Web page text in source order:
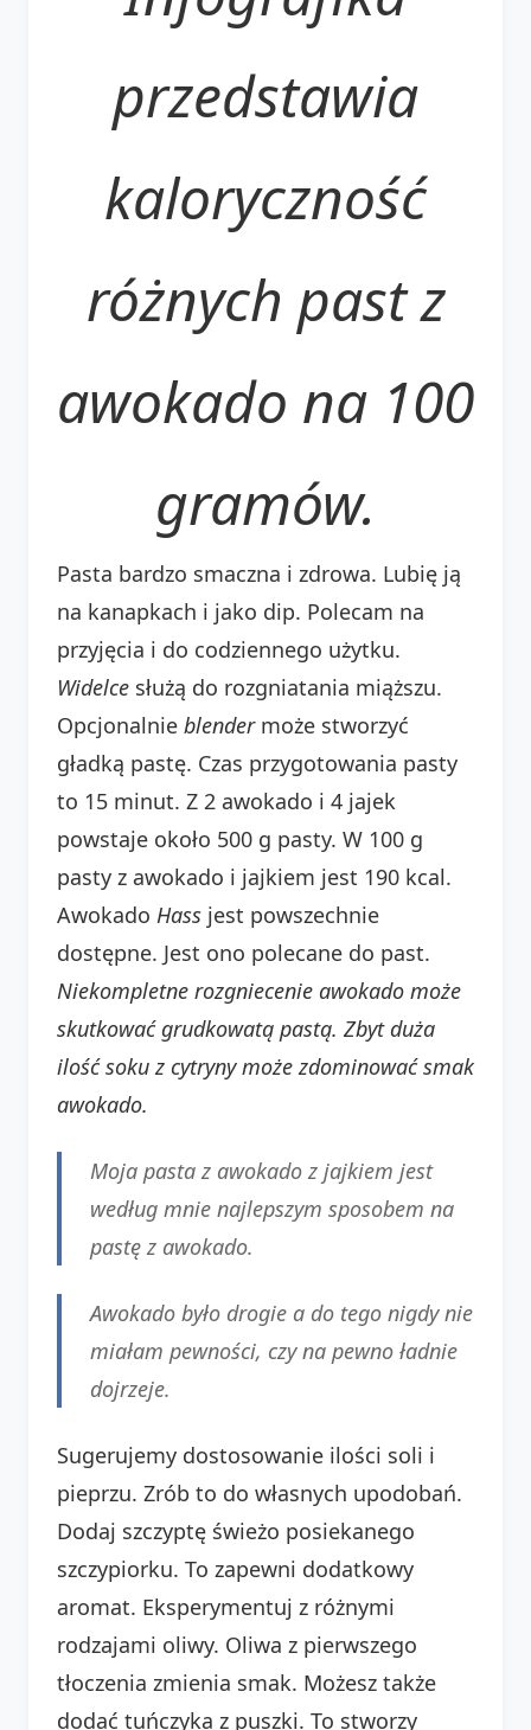
przedstawia
kaloryczność
różnych past z
awokado na 100
gramów.
Pasta bardzo smaczna i zdrowa. Lubię ją
na kanapkach i jako dip. Polecam na
przyjęcia i do codziennego użytku.
Widelce służą do rozgniatania miąższu.
Opcjonalnie blendermoże stworzyć
gładką pastę. Czas przygotowania pasty
to 15 minut. Z 2 awokado i 4 jajek
powstaje około 500 g pasty. W 100 g
pasty z awokado i jajkiem jest 190 kcal.
Awokado Hass jest powszechnie
dostępne. Jest ono polecane do past.
Niekompletne rozgniecenie awokado może
skutkować grudkowatą pastą. Zbyt duża
ilość soku z cytryny może zdominować smak
awokado.
Moja pasta z awokado z jajkiem jest
według mnie najlepszym sposobem na
pastę z awokado.
Awokado było drogie a do tego nigdy nie
miałam pewności, czy na pewno ładnie
dojrzeje.
Sugerujemy dostosowanie ilości soli i
pieprzu. Zrób to do własnych upodobań.
Dodaj szczyptę świeżo posiekanego
szczypiorku. To zapewni dodatkowy
aromat. Eksperymentuj z różnymi
rodzajami oliwy. Oliwa z pierwszego
tłoczenia zmienia smak. Możesz także
dodać tuńczyka z puszki. To stworzy